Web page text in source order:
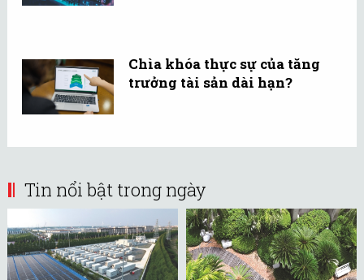
Chìa khóa thực sự của tăng
trưởng tài sản dài hạn?
Tin nổi bật trong ngày